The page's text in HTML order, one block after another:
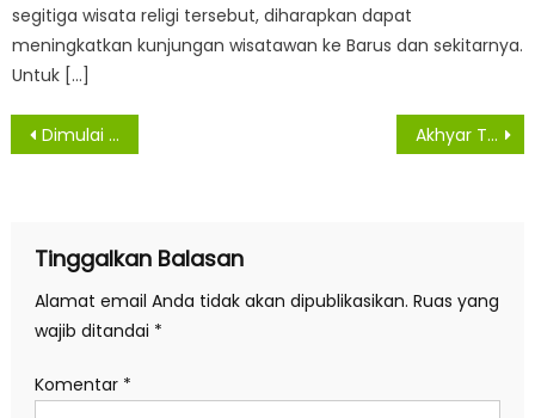
segitiga wisata religi tersebut, diharapkan dapat
meningkatkan kunjungan wisatawan ke Barus dan sekitarnya.
Untuk […]
Navigasi
Dimulai Oktober 2020, Food Estate Humbahas Manfaatkan Lahan 30.000 Hektare Akhyar Tinjau Pelaksanaan Ujian SKB CPNS
Tinggalkan Balasan
Alamat email Anda tidak akan dipublikasikan. Ruas yang
wajib ditandai *
Komentar *